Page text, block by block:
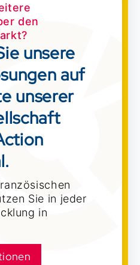
den
unsere
auf
unserer
Sie in jeder
in